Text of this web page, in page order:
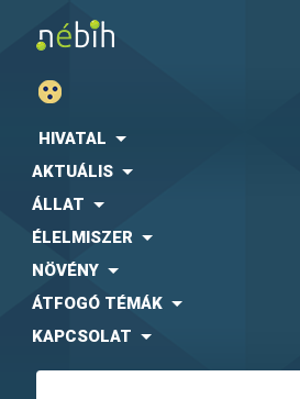
HIVATAL
AKTUÁLIS
ÁLLAT
ÉLELMISZER
NÖVÉNY
ÁTFOGÓ TÉMÁK
KAPCSOLAT